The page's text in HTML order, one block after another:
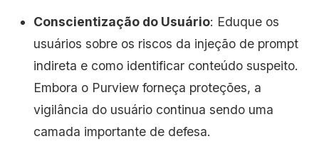
Conscientização do Usuário: Eduque os
usuários sobre os riscos da injeção de prompt
indireta e como identificar conteúdo suspeito.
Embora o Purview forneça proteções, a
vigilância do usuário continua sendo uma
camada importante de defesa.